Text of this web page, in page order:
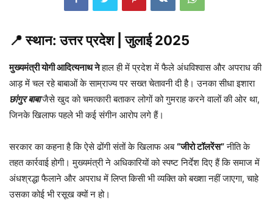
📍स्थान: उत्तर प्रदेश | जुलाई 2025
मुख्यमंत्री योगी आदित्यनाथ नेहाल ही में प्रदेश में फैले अंधविश्वास और अपराध की
आड़ में चल रहे बाबाओं के साम्राज्य पर सख्त चेतावनी दी है। उनका सीधा इशारा
छांगुर बाबाजैसे खुद को चमत्कारी बताकर लोगों को गुमराह करने वालों की ओर था,
जिनके खिलाफ पहले भी कई संगीन आरोप लगे हैं।
सरकार का कहना है कि ऐसे ढोंगी संतों के खिलाफ अब“जीरो टॉलरेंस”नीति के
तहत कार्रवाई होगी। मुख्यमंत्री ने अधिकारियों को स्पष्ट निर्देश दिए हैं कि समाज में
अंधश्रद्धा फैलाने और अपराध में लिप्त किसी भी व्यक्ति को बख्शा नहीं जाएगा, चाहे
उसका कोई भी रसूख क्यों न हो।